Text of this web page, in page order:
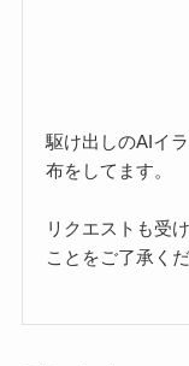
駆け出しのAIイ
布をしてます。
リクエストも受
ことをご了承くだ